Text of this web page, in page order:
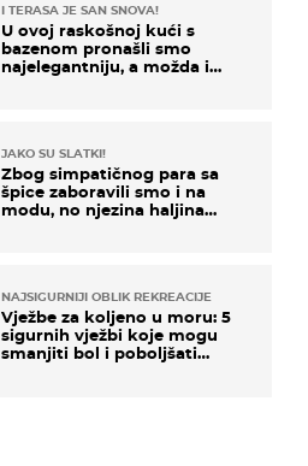
I TERASA JE SAN SNOVA!
U ovoj raskošnoj kući s
bazenom pronašli smo
najelegantniju, a možda i
JAKO SU SLATKI!
Zbog simpatičnog para sa
špice zaboravili smo i na
modu, no njezina haljina
NAJSIGURNIJI OBLIK REKREACIJE
Vježbe za koljeno u moru: 5
sigurnih vježbi koje mogu
smanjiti bol i poboljšati